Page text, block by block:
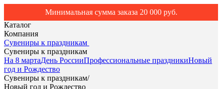
Минимальная сумма заказа 20 000 руб.
Каталог
Компания
Сувениры к праздникам
Сувениры к праздникам
На 8 мартаДень РоссииПрофессиональные праздникиНовый
год и Рождество
Сувениры к праздникам/
Новый год и Рождество